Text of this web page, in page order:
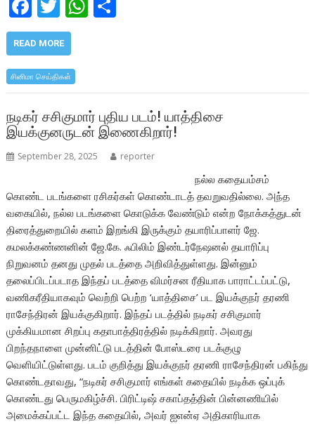
ac
e
b
o
o
k
w
itt
er
h
A
p
p
READ MORE
சினிமா செய்திகள்
நடிகர் சசிகுமார் புதிய படம்! யாத்திசை
இயக்குனருடன் இணைகிறார்!
September 28, 2025 reporter
நல்ல கதையம்சம்
கொண்ட படங்களை ரசிகர்கள் கொண்டாடத் தவறுவதில்லை. அந்த
வகையில், நல்ல படங்களை கொடுக்க வேண்டும் என்ற நோக்கத்துடன்
திரைத்துறையில் களம் இறங்கி இருக்கும் தயாரிப்பாளர் ஜே.
கமலக்கண்ணனின் ஜே.கே. ஃபிலிம் இண்டர்நேஷனல் தயாரிப்பு
நிறுவனம் தனது முதல் படத்தை அறிவித்துள்ளது. இன்னும்
தலைப்பிடப்படாத இந்தப் படத்தை விமர்சன ரீதியாக பாராட்டப்பட்டு,
வணிகரீதியாகவும் வெற்றி பெற்ற ‘யாத்திசை’ பட இயக்குநர் தரணி
ராசேந்திரன் இயக்குகிறார். இந்தப் படத்தில் நடிகர் சசிகுமார்
முக்கியமான சிறப்பு கதாபாத்திரத்தில் நடிக்கிறார். அவரது
பிறந்தநாளை முன்னிட்டு படத்தின் போஸ்டரை படக்குழு
வெளியிட்டுள்ளது. படம் குறித்து இயக்குநர் தரணி ராசேந்திரன் பகிந்து
கொண்டதாவது, “நடிகர் சசிகுமார் எங்கள் கதையில் நடிக்க ஒப்புக்
கொண்டது பெருமகிழ்ச்சி. பிரிட்டிஷ் சகாப்தத்தின் பின்னணியில்
அமைக்கப்பட்ட இந்த கதையில், அவர் ஐஎன்ஏ அதிகாரியாக